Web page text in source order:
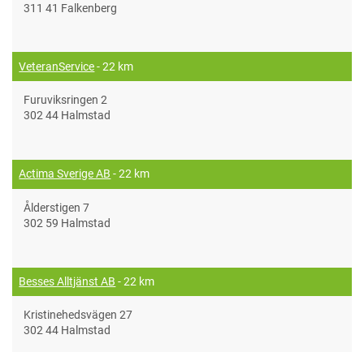
311 41 Falkenberg
VeteranService- 22 km
Furuviksringen 2
302 44 Halmstad
Actima Sverige AB - 22 km
Ålderstigen 7
302 59 Halmstad
Besses Alltjänst AB - 22 km
Kristinehedsvägen 27
302 44 Halmstad